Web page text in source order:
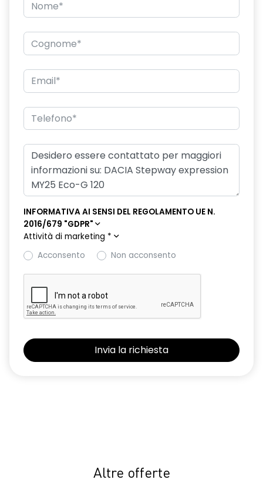
INFORMATIVA AI SENSI DEL REGOLAMENTO UE N.
2016/679 "GDPR"
Attività di marketing *
Acconsento
Non acconsento
Altre offerte